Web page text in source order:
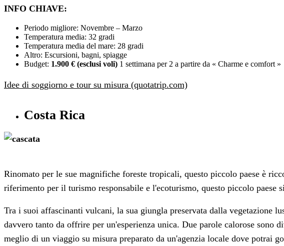
INFO CHIAVE:
Periodo migliore: Novembre – Marzo
Temperatura media: 32 gradi
Temperatura media del mare: 28 gradi
Altro: Escursioni, bagni, spiagge
Budget: 1.900 € (esclusi voli) 1 settimana per 2 a partire da « Charme e comfort »
Idee di soggiorno e tour su misura (quotatrip.com)
Costa Rica
Rinomato per le sue magnifiche foreste tropicali, questo piccolo paese è
riferimento per il turismo responsabile e l'ecoturismo, questo piccolo paese
Tra i suoi affascinanti vulcani, la sua giungla preservata dalla vegetazione
davvero tanto da offrire per un'esperienza unica. Due parole calorose sono
meglio di un viaggio su misura preparato da un'agenzia locale dove potrai